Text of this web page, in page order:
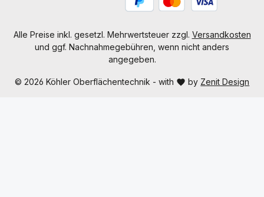
© 2026 Köhler Oberflächentechnik - with by Zenit Design
Alle Preise inkl. gesetzl. Mehrwertsteuer zzgl. Versandkosten
und ggf. Nachnahmegebühren, wenn nicht anders
angegeben.